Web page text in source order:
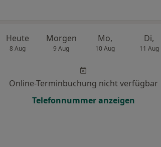
Heute
8 Aug
Morgen
9 Aug
Mo,
10 Aug
Di,
11 Aug
Online-Terminbuchung nicht verfügbar
Telefonnummer anzeigen